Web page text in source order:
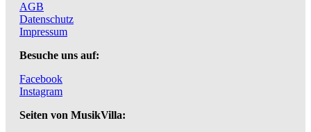
AGB
Datenschutz
Impressum
Besuche uns auf:
Facebook
Instagram
Seiten von MusikVilla: